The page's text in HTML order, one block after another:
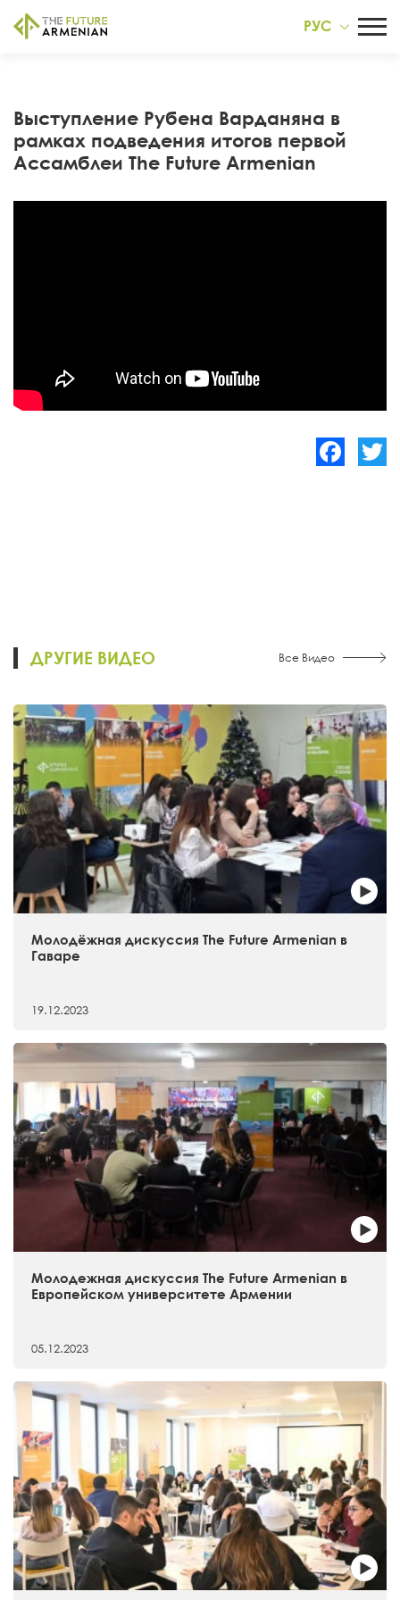
РУС
Выступление Рубена Варданяна в
рамках подведения итогов первой
Ассамблеи The Future Armenian
ДРУГИЕ ВИДЕО Все Видео
Молодёжная дискуссия The Future Armenian в
Гаваре
19.12.2023
Молодежная дискуссия The Future Armenian в
Европейском университете Армении
05.12.2023